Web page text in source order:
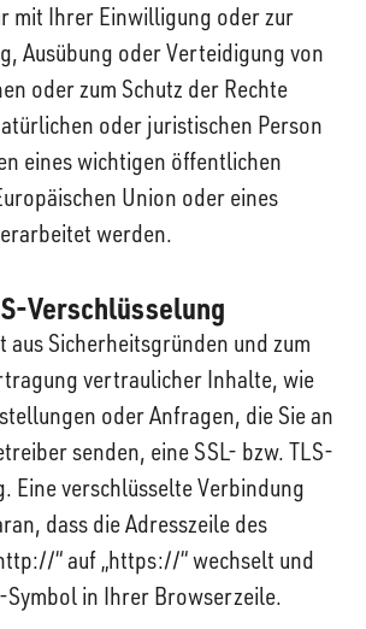
mit Ihrer Einwilligung oder zur
Ausübung oder Verteidigung von
oder zum Schutz der Rechte
oder juristischen Person
eines wichtigen öffentlichen
Union oder eines
werden.
Verschlüsselung
aus Sicherheitsgründen und zum
vertraulicher Inhalte, wie
oder Anfragen, die Sie an
senden, eine SSL- bzw. TLS-
Eine verschlüsselte Verbindung
dass die Adresszeile des
“ auf „https://“ wechselt und
Symbol in Ihrer Browserzeile.